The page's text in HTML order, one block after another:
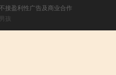
接盈利性广告及商业合作
孩